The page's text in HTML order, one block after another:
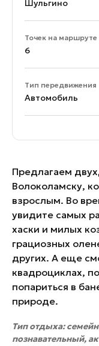
Шульгино
Точек на маршруте
6
Тип передвижения
Автомобиль
Предлагаем
Волоколамску,
взрослым. Во
увидите самых
хаски и милых
грациозных
других. А еще
квадроциклах,
попариться в
природе.
Тип отдыха:
познавательный,